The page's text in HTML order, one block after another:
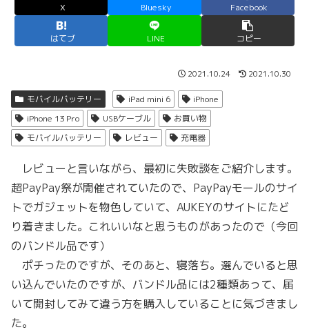
X Bluesky Facebook
はてブ LINE コピー
2021.10.24 2021.10.30
モバイルバッテリー iPad mini 6
iPhone
iPhone 13 Pro
USBケーブル
お買い物
モバイルバッテリー
レビュー 充電器
レビューと言いながら、最初に失敗談をご紹介します。
超PayPay祭が開催されていたので、PayPayモールのサイ
トでガジェットを物色していて、AUKEYのサイトにたど
り着きました。これいいなと思うものがあったので（今回
のバンドル品です）
ポチったのですが、そのあと、寝落ち。選んでいると思
い込んでいたのですが、バンドル品には2種類あって、届
いて開封してみて違う方を購入していることに気づきまし
た。